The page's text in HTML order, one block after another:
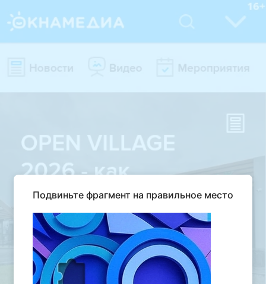
Подвиньте фрагмент на правильное место